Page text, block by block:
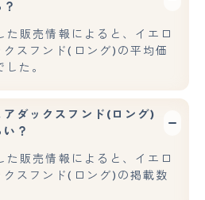
販売情報によると、イエロ
スフンド(ロング)の平均価
た。
アダックスフンド(ロング)
？
販売情報によると、イエロ
スフンド(ロング)の掲載数